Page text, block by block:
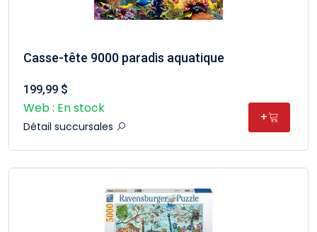
Casse-tête 9000 paradis aquatique
199,99 $
Web : En stock
Détail succursales
+